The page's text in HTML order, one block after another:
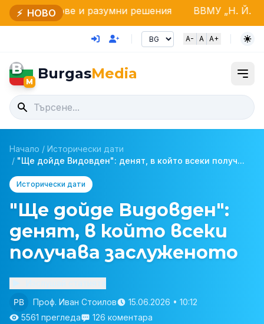
⚡ НОВО
и разумни решения ВВМУ „Н. Й. Вапцаров“
A- A A+
B
M BurgasMedia
Начало / Исторически дати
/ "Ще дойде Видовден": денят, в който всеки получ...
Исторически дати
"Ще дойде Видовден":
денят, в който всеки
получава заслуженото
Проф. Иван Стоилов
15.06.2026 • 10:12
5561 прегледа
126 коментара